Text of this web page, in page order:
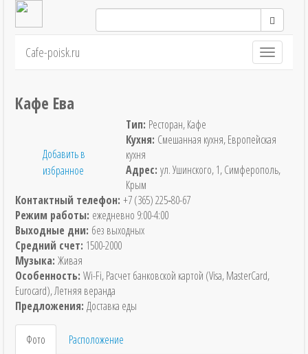
Навигация
Cafe-poisk.ru
Кафе Ева
Добавить в
избранное
Тип: Ресторан, Кафе
Кухня: Смешанная кухня, Европейская
кухня
Адрес:ул. Ушинского, 1, Симферополь,
Крым
Контактный телефон:+7 (365) 225‑80-67
Режим работы: ежедневно 9:00-4:00
Выходные дни: без выходных
Средний счет: 1500-2000
Музыка:Живая
Особенность:Wi-Fi, Расчет банковской картой (Visa, MasterCard,
Eurocard), Летняя веранда
Предложения:Доставка еды
Фото Расположение